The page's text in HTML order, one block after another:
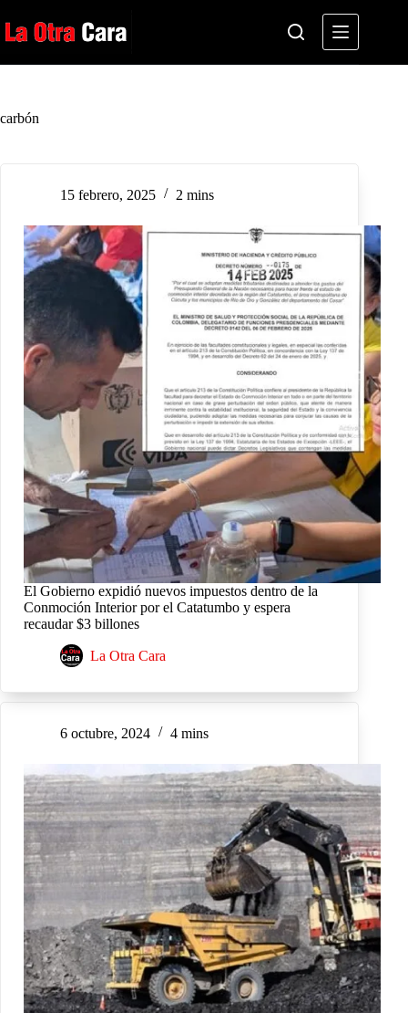
al
contenido
carbón
15 febrero, 2025 2 mins
El Gobierno expidió nuevos impuestos dentro de la
Conmoción Interior por el Catatumbo y espera
recaudar $3 billones
La Otra Cara
6 octubre, 2024 4 mins